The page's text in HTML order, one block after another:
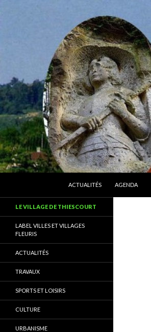
ACTUALITÉS
AGENDA
Thiescourt (Oise)
LE VILLAGE DE THIESCOURT
LABEL VILLES ET VILLAGES
FLEURIS
ACTUALITÉS
TRAVAUX
SPORTS ET LOISIRS
CULTURE
URBANISME